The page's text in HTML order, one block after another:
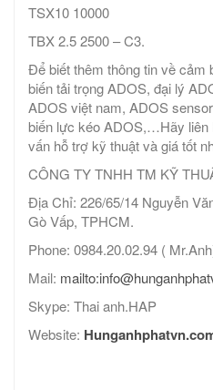
TSX10 10000
TBX 2.5 2500 – C3.
Để biết thêm thông tin về cảm
biến tải trọng ADOS, đại lý
ADOS việt nam, ADOS
biến lực kéo ADOS,…Hãy liên
vấn hỗ trợ kỹ thuật và giá tốt
CÔNG TY TNHH TM KỸ
Địa Chỉ: 226/65/14 Nguyễn
Gò Vấp, TPHCM.
Phone: 0984.20.02.94 (
Mail:
Skype: Thai anh.HAP
Website: